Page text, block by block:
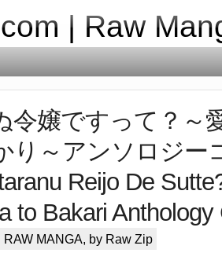
| Raw
令嬢ですって？～
り～アンソロジー
Reijo De
to Bakari Anthology
RAW MANGA, by Raw Zip